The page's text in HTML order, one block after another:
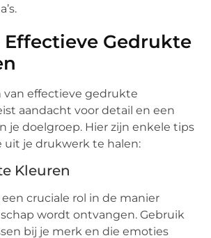
Effectieve Gedrukte
effectieve gedrukte
aandacht voor detail en een
je doelgroep. Hier zijn enkele tips
uit je drukwerk te halen:
Kleuren
cruciale rol in de manier
wordt ontvangen. Gebruik
bij je merk en die emoties